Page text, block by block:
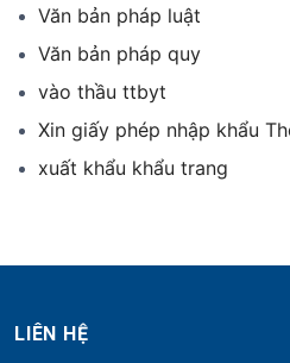
Văn bản pháp luật
Văn bản pháp quy
vào thầu ttbyt
Xin giấy phép nhập khẩu
xuất khẩu khẩu trang
LIÊN HỆ